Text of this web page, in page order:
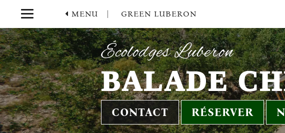
MENU | GREEN LUBERON
Écolodges Luberon
BALADE
CONTACT RÉSERVER